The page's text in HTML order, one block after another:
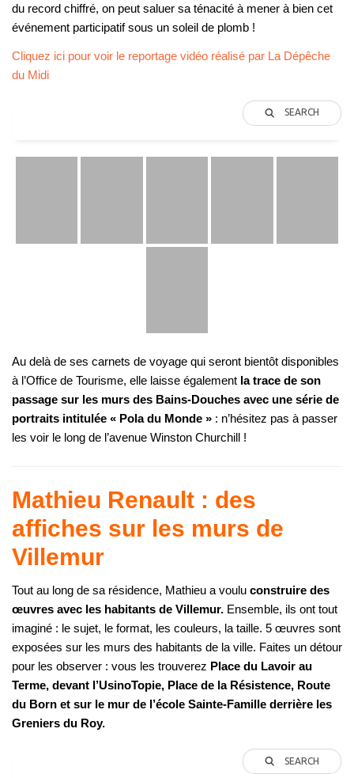
du record chiffré, on peut saluer sa ténacité à mener à bien cet
événement participatif sous un soleil de plomb !
Cliquez ici pour voir le reportage vidéo réalisé par La Dépêche
du Midi
SEARCH
Au delà de ses carnets de voyage qui seront bientôt disponibles
à l’Office de Tourisme, elle laisse également la trace de son
passage sur les murs des Bains-Douches avec une série de
portraits intitulée « Pola du Monde » : n’hésitez pas à passer
les voir le long de l’avenue Winston Churchill !
Mathieu Renault : des
affiches sur les murs de
Villemur
Tout au long de sa résidence, Mathieu a voulu construire des
œuvres avec les habitants de Villemur. Ensemble, ils ont tout
imaginé : le sujet, le format, les couleurs, la taille. 5 œuvres sont
exposées sur les murs des habitants de la ville. Faites un détour
pour les observer : vous les trouverez Place du Lavoir au
Terme, devant l’UsinoTopie, Place de la Résistence, Route
du Born et sur le mur de l’école Sainte-Famille derrière les
Greniers du Roy.
SEARCH